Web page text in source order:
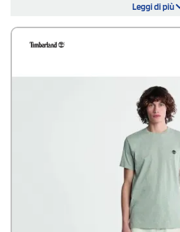
posto di lavoro, sui sentieri, sulle strade
ad esigenze pratiche ed estetiche.
per fare la differenza e far progredire il
è la visione di un futuro più
rafforzare le comunità attraverso
in città oltre
divario di competenze nelle professioni.
Leggi di più